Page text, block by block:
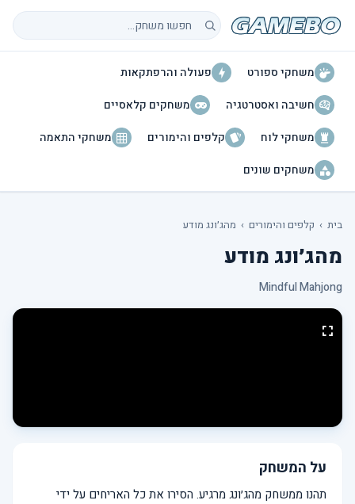
חיפוש משחקים
משחקי ספורט
פעולה והרפתקאות
חשיבה ואסטרטגיה
משחקים קלאסיים
משחקי לוח
קלפים והימורים
משחקי התאמה
משחקים שונים
בית › קלפים והימורים › מהג׳ונג מודע
מהג׳ונג מודע
Mindful Mahjong
על המשחק
תהנו ממשחק מהג׳ונג מרגיע. הסירו את כל האריחים על ידי